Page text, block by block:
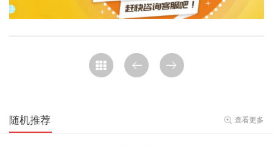
随机推荐 查看更多